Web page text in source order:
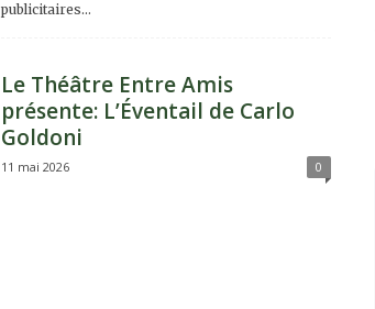
publicitaires...
Le Théâtre Entre Amis
présente: L’Éventail de Carlo
Goldoni
11 mai 2026 0